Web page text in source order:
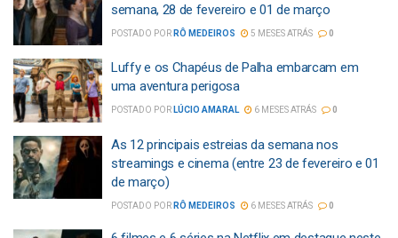
semana, 28 de fevereiro e 01 de março
POSTADO POR RÔ MEDEIROS 5 MESES ATRÁS 0
Luffy e os Chapéus de Palha embarcam em
uma aventura perigosa
POSTADO POR LÚCIO AMARAL 6 MESES ATRÁS 0
As 12 principais estreias da semana nos
streamings e cinema (entre 23 de fevereiro e 01
de março)
POSTADO POR RÔ MEDEIROS 6 MESES ATRÁS 0